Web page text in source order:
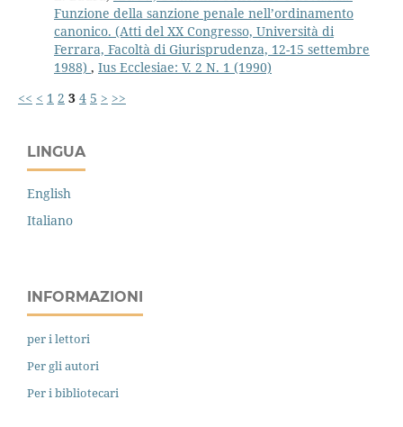
Funzione della sanzione penale nell’ordinamento
canonico. (Atti del XX Congresso, Università di
Ferrara, Facoltà di Giurisprudenza, 12-15 settembre
1988) , Ius Ecclesiae: V. 2 N. 1 (1990)
<< < 1 2 3 4 5 > >>
LINGUA
English
Italiano
INFORMAZIONI
per i lettori
Per gli autori
Per i bibliotecari